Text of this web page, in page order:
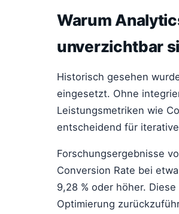
Warum
unverzichtbar
Historisch gesehen
eingesetzt. Ohne
Leistungsmetriken wie
entscheidend für
Forschungsergebnisse
Conversion Rate bei
9,28 % oder höher.
Optimierung